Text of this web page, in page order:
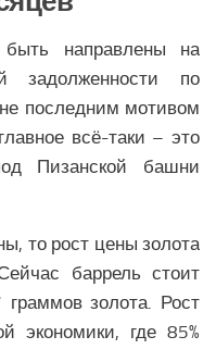
направлены на
задолженности по
последним мотивом
всё-таки – это
Пизанской башни
то рост цены золота
баррель стоит
граммов золота. Рост
экономики, где 85%